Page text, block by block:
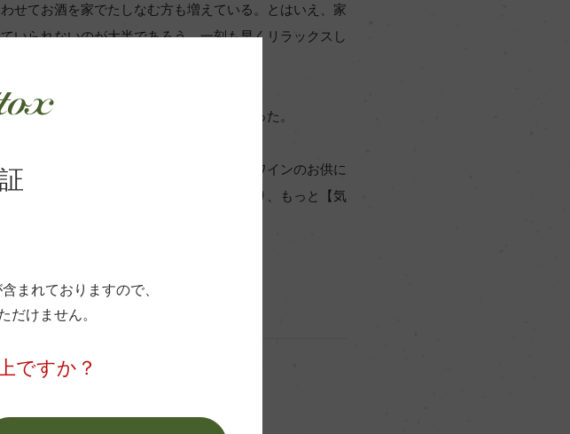
せてお酒を家でたしなむ方も増えている。とはいえ、家
いられないのが大半であろう。一刻も早くリラックスし
を楽しむ方もきっと多いに違いない。
いとソムリエスタッフ数名が立ち上がった。
楽しむのに欠かせない「おつまみ」は、ワインのお供に
過去に紹介してきた「おうちごはん」より、もっと【気
まれておりますので、
だけません。
ですか？